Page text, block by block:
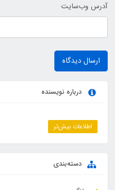
آدرس وب‌سایت
ارسال دیدگاه
درباره نویسنده
اطلاعات بیش‌تر
دسته‌بندی